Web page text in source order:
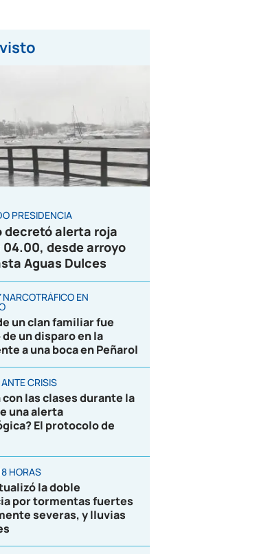
PRESIDENCIA
decretó alerta roja
04.00, desde arroyo
Aguas Dulces
NARCOTRÁFICO EN
un clan familiar fue
un disparo en la
a una boca en Peñarol
CRISIS
con las clases durante la
una alerta
El protocolo de
HORAS
la doble
por tormentas fuertes
severas, y lluvias